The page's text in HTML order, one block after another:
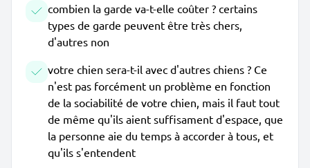
combien la garde va-t-elle coûter ? certains
types de garde peuvent être très chers,
d'autres non
votre chien sera-t-il avec d'autres chiens ? Ce
n'est pas forcément un problème en fonction
de la sociabilité de votre chien, mais il faut tout
de même qu'ils aient suffisament d'espace, que
la personne aie du temps à accorder à tous, et
qu'ils s'entendent